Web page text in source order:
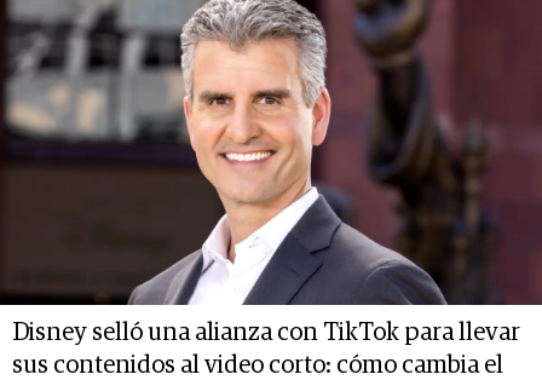
Disney selló una alianza con TikTok para llevar
sus contenidos al video corto: cómo cambia el